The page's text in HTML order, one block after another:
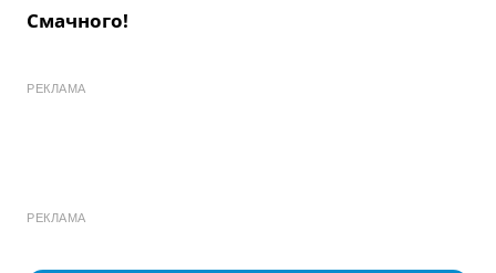
Смачного!
РЕКЛАМА
РЕКЛАМА